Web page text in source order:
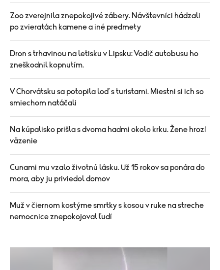
Zoo zverejnila znepokojivé zábery. Návštevníci hádzali
po zvieratách kamene a iné predmety
Dron s trhavinou na letisku v Lipsku: Vodič autobusu ho
zneškodnil kopnutím.
V Chorvátsku sa potopila loď s turistami. Miestni si ich so
smiechom natáčali
Na kúpalisko prišla s dvoma hadmi okolo krku. Žene hrozí
väzenie
Cunami mu vzalo životnú lásku. Už 15 rokov sa ponára do
mora, aby ju priviedol domov
Muž v čiernom kostýme smrtky s kosou v ruke na streche
nemocnice znepokojoval ľudí